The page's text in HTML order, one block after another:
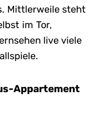
Mittlerweile steht
im Tor,
live viele
Appartement